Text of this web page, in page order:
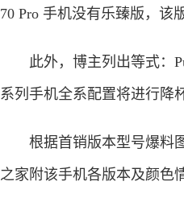
70 Pro 手机没有乐臻版，该
此外，博主列出等式：
系列手机全系配置将进行降
根据首销版本型号爆料图
之家附该手机各版本及颜色